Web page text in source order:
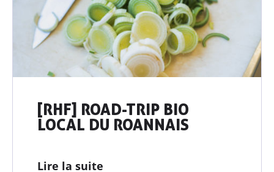
[RHF] ROAD-TRIP BIO
LOCAL DU ROANNAIS
Lire la suite